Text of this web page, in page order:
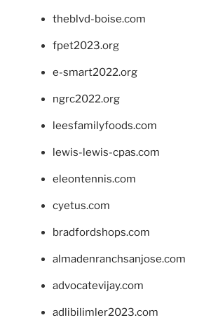
theblvd-boise.com
fpet2023.org
e-smart2022.org
ngrc2022.org
leesfamilyfoods.com
lewis-lewis-cpas.com
eleontennis.com
cyetus.com
bradfordshops.com
almadenranchsanjose.com
advocatevijay.com
adlibilimler2023.com